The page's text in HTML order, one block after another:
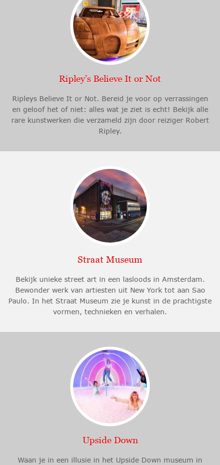
Ripley’s Believe It or Not
Ripleys Believe It or Not. Bereid je voor op verrassingen
en geloof het of niet: alles wat je ziet is echt! Bekijk alle
rare kunstwerken die verzameld zijn door reiziger Robert
Ripley.
Straat Museum
Bekijk unieke street art in een lasloods in Amsterdam.
Bewonder werk van artiesten uit New York tot aan Sao
Paulo. In het Straat Museum zie je kunst in de prachtigste
vormen, technieken en verhalen.
Upside Down
Waan je in een illusie in het Upside Down museum in